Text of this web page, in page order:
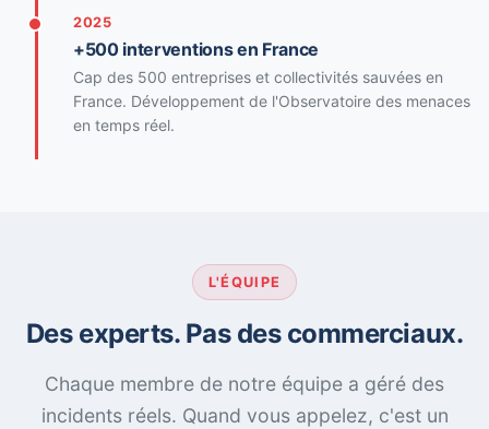
2025
+500 interventions en France
Cap des 500 entreprises et collectivités sauvées en
France. Développement de l'Observatoire des menaces
en temps réel.
L'ÉQUIPE
Des experts. Pas des commerciaux.
Chaque membre de notre équipe a géré des
incidents réels. Quand vous appelez, c'est un